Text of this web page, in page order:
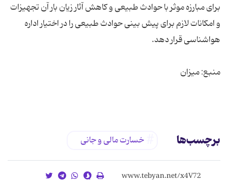
برای مبارزه موثر با حوادث طبیعی و کاهش آثار زیان بار آن تجهیزات
و امکانات لازم برای پیش بینی حوادث طبیعی را در اختیار اداره
برچسب‌ها خسارت مالی و جانی